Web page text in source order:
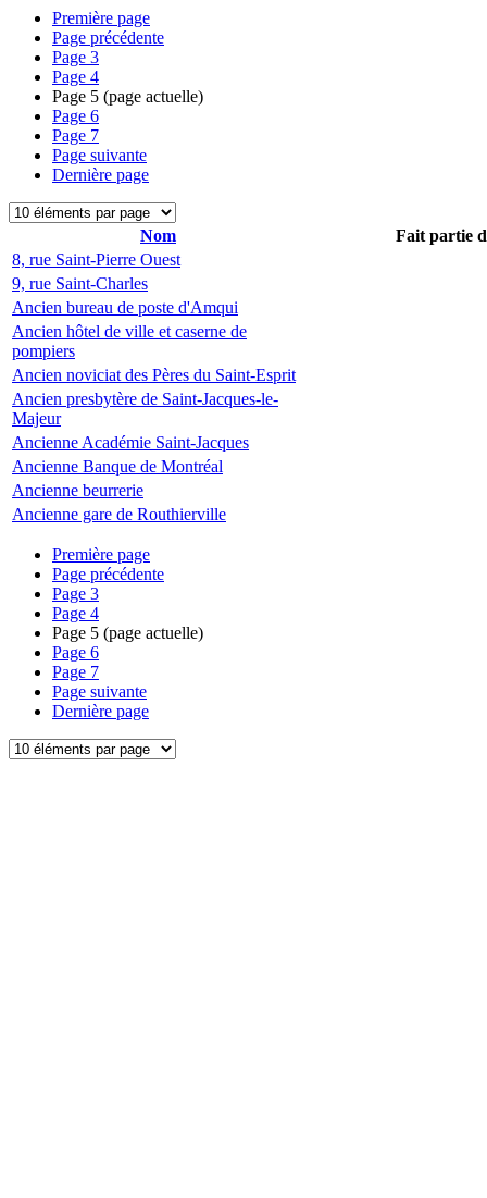
Première page
Page précédente
Page 3
Page 4
Page 5 (page actuelle)
Page 6
Page 7
Page suivante
Dernière page
Nom
Fait partie
8, rue Saint-Pierre Ouest
9, rue Saint-Charles
Ancien bureau de poste d'Amqui
Ancien hôtel de ville et caserne de
pompiers
Ancien noviciat des Pères du Saint-Esprit
Ancien presbytère de Saint-Jacques-le-
Majeur
Ancienne Académie Saint-Jacques
Ancienne Banque de Montréal
Ancienne beurrerie
Ancienne gare de Routhierville
Première page
Page précédente
Page 3
Page 4
Page 5 (page actuelle)
Page 6
Page 7
Page suivante
Dernière page